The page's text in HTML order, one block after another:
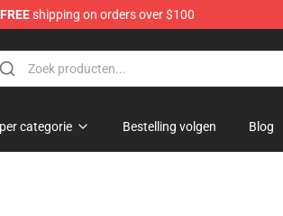
FREEshipping on orders over $100
categorie Bestelling volgen Blog